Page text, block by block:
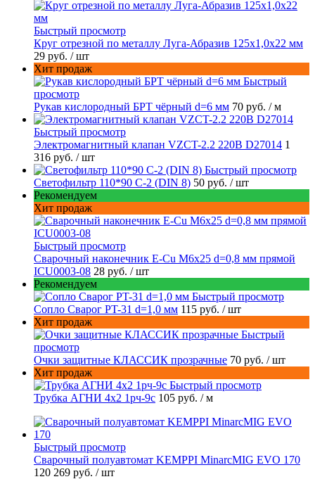
Быстрый просмотр
Круг отрезной по металлу Луга-Абразив 125x1,0x22 мм
29 руб. / шт
Хит продаж
Быстрый
просмотр
Рукав кислородный БРТ чёрный d=6 мм 70 руб. / м
Быстрый просмотр
Электромагнитный клапан VZCT-2.2 220В D27014 1
316 руб. / шт
Быстрый просмотр
Светофильтр 110*90 С-2 (DIN 8) 50 руб. / шт
Рекомендуем
Хит продаж
Быстрый просмотр
Сварочный наконечник E-Cu M6x25 d=0,8 мм прямой
ICU0003-08 28 руб. / шт
Рекомендуем
Быстрый просмотр
Сопло Сварог PT-31 d=1,0 мм 115 руб. / шт
Хит продаж
Быстрый
просмотр
Очки защитные КЛАССИК прозрачные 70 руб. / шт
Хит продаж
Быстрый просмотр
Трубка АГНИ 4х2 1рч-9с 105 руб. / м
Быстрый просмотр
Сварочный полуавтомат KEMPPI MinarcMIG EVO 170
120 269 руб. / шт